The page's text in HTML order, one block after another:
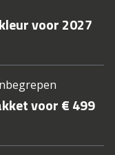
voor 2027
voor € 499